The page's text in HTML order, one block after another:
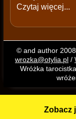
Czytaj więcej...
© and author
wrozka@otylia.pl/
Wróżka
Zobacz